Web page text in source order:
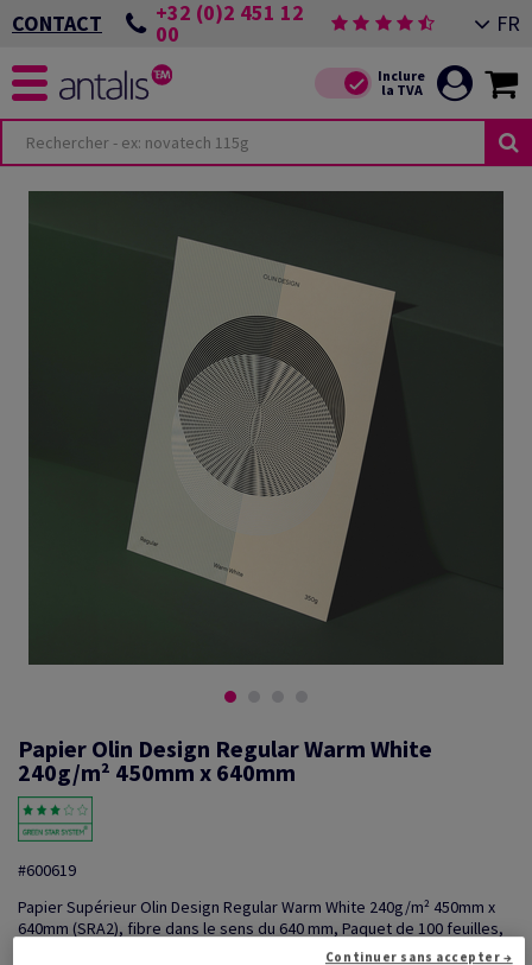
CONTACT +32 (0)2 451 12
00 FR
Papier Olin Design Regular Warm White
240g/m² 450mm x 640mm
#600619
Papier Supérieur Olin Design Regular Warm White 240g/m² 450mm x
640mm (SRA2), fibre dans le sens du 640 mm, Paquet de 100 feuilles,
Continuer sans accepter →